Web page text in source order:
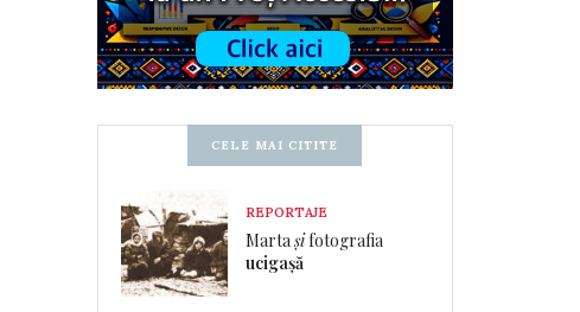
CELE MAI CITITE
REPORTAJE
Martașifotografia
ucigașă